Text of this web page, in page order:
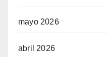
mayo 2026
abril 2026